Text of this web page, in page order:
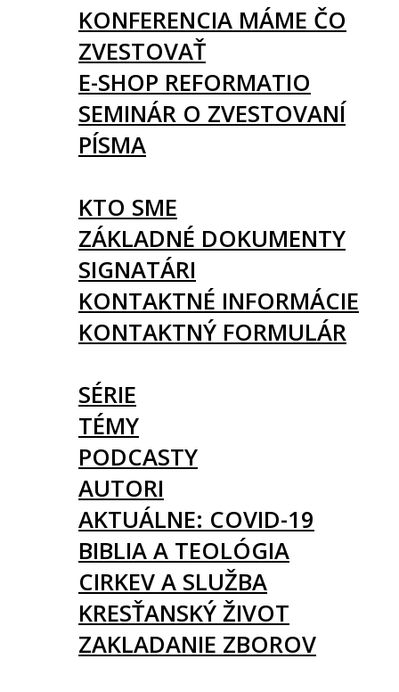
KONFERENCIA MÁME ČO
ZVESTOVAŤ
E-SHOP REFORMATIO
SEMINÁR O ZVESTOVANÍ
PÍSMA
KTO SME
ZÁKLADNÉ DOKUMENTY
SIGNATÁRI
KONTAKTNÉ INFORMÁCIE
KONTAKTNÝ FORMULÁR
SÉRIE
TÉMY
PODCASTY
AUTORI
AKTUÁLNE: COVID-19
BIBLIA A TEOLÓGIA
CIRKEV A SLUŽBA
KRESŤANSKÝ ŽIVOT
ZAKLADANIE ZBOROV